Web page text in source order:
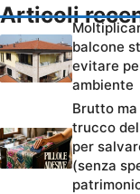
Articoli
balcone
evitare
ambiente
Brutto
trucco
per
(senza